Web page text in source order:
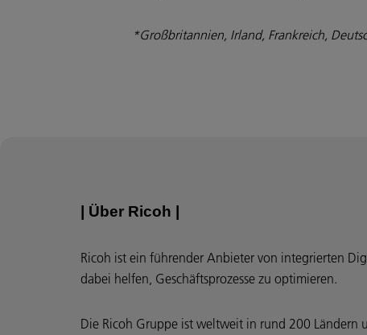
*Großbritannien, Irland, Frankreich,
| Über Ricoh |
Ricoh ist ein führender Anbieter von integrierten
dabei helfen, Geschäftsprozesse zu optimieren.
Die Ricoh Gruppe ist weltweit in rund 200 Ländern